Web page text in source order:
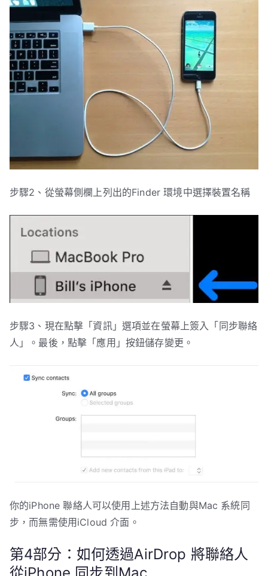
步驟2、從螢幕側欄上列出的Finder 環境中選擇裝置名稱
步驟3、現在點擊「資訊」選項並在螢幕上簽入「同步聯絡
人」。最後，點擊「應用」按鈕儲存變更。
你的iPhone 聯絡人可以使用上述方法自動與Mac 系統同
步，而無需使用iCloud 介面。
第4部分：如何透過AirDrop 將聯絡人
從iPhone 同步到Mac